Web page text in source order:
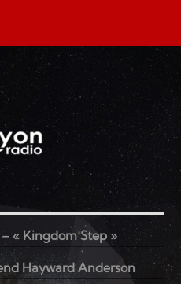
« Kingdom Step »
Hayward Anderson